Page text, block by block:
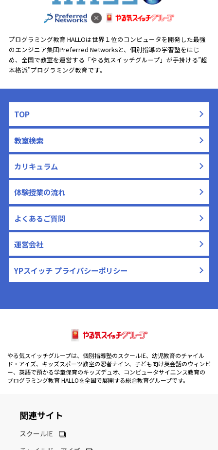
プログラミング教育 HALLOは世界１位のコンピュータを開発した最強
のエンジニア集団Preferred Networksと、 個別指導の学習塾をはじ
め、全国で教室を運営する「やる気スイッチグループ」が手掛ける”超
本格派”プログラミング教育です。
TOP
教室検索
カリキュラム
体験授業の流れ
よくあるご質問
運営会社
YPスイッチ プライバシーポリシー
やる気スイッチグループは、個別指導塾のスクールIE、幼児教育のチャイル
ド・アイズ、キッズスポーツ教室の忍者ナイン、子ども向け英会話のウィンビ
ー、英語で預かる学童保育のキッズデュオ、コンピュータサイエンス教育の
プログラミング教育 HALLOを全国で展開する総合教育グループです。
関連サイト
スクールIE